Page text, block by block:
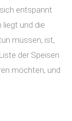
entspannt
liegt und die
müssen, ist,
der Speisen
möchten, und